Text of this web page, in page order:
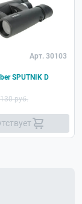
Арт. 30103
SPUTNIK D
руб.